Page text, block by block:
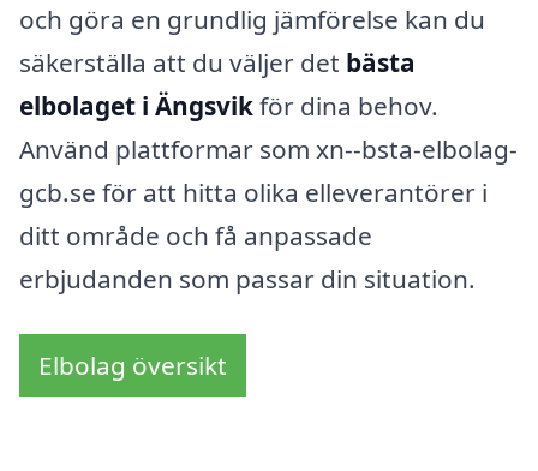
och göra en grundlig jämförelse kan du
säkerställa att du väljer det bästa
elbolaget i Ängsvikför dina behov.
Använd plattformar som xn--bsta-elbolag-
gcb.se för att hitta olika elleverantörer i
ditt område och få anpassade
erbjudanden som passar din situation.
Elbolag översikt